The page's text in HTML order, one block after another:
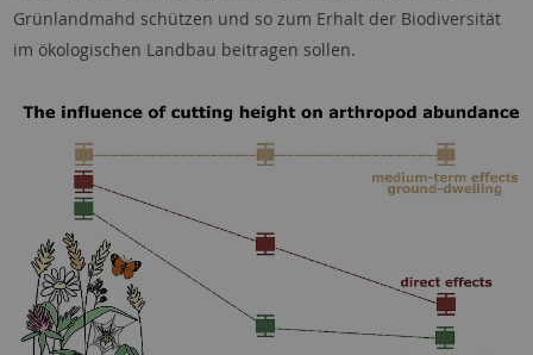
Grünlandmahd schützen und so zum Erhalt der Biodiversität
im ökologischen Landbau beitragen sollen.